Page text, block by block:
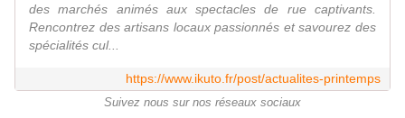
des marchés animés aux spectacles de rue captivants.
Rencontrez des artisans locaux passionnés et savourez des
spécialités cul...
https://www.ikuto.fr/post/actualites-printemps
Suivez nous sur nos réseaux sociaux